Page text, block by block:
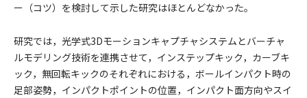
ー（コツ）を検討して示した研究はほとんどなかった。
研究では，光学式3Dモーションキャプチャシステムとバーチャ
ルモデリング技術を連携させて，インステップキック，カーブキ
ック，無回転キックのそれぞれにおける，ボールインパクト時の
足部姿勢，インパクトポイントの位置，インパクト面方向やスイ